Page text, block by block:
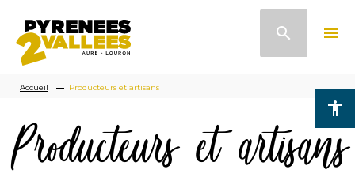
contenu
principal
accessibility
search menu
Fil
d'Ariane
Accueil Producteurs et artisans
Producteurs et artisans